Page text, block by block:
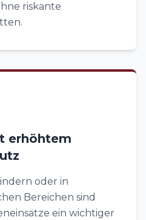
riskante
erhöhtem
oder in
Bereichen sind
ein wichtiger